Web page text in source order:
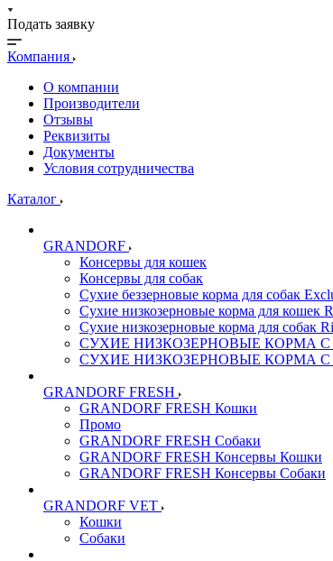
Подать заявку
Компания
О компании
Производители
Отзывы
Реквизиты
Документы
Условия сотрудничества
Каталог
GRANDORF
Консервы для кошек
Консервы для собак
Сухие беззерновые корма для собак
Сухие низкозерновые корма для кошек
Сухие низкозерновые корма для собак
СУХИЕ НИЗКОЗЕРНОВЫЕ КОРМА С
СУХИЕ НИЗКОЗЕРНОВЫЕ КОРМА С
GRANDORF FRESH
GRANDORF FRESH Кошки
Промо
GRANDORF FRESH Собаки
GRANDORF FRESH Консервы Кошки
GRANDORF FRESH Консервы Собаки
GRANDORF VET
Кошки
Собаки